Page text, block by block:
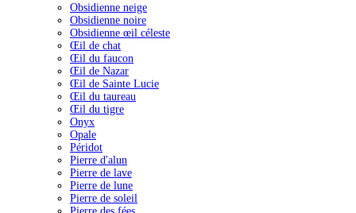
Obsidienne neige
Obsidienne noire
Obsidienne œil céleste
Œil de chat
Œil du faucon
Œil de Nazar
Œil de Sainte Lucie
Œil du taureau
Œil du tigre
Onyx
Opale
Péridot
Pierre d'alun
Pierre de lave
Pierre de lune
Pierre de soleil